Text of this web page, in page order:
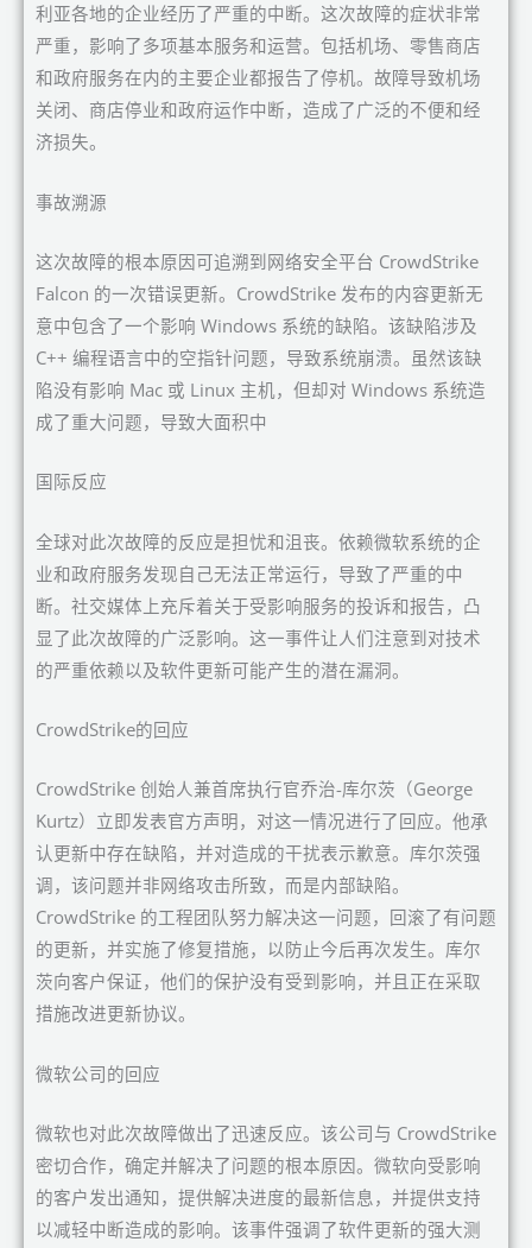
利亚各地的企业经历了严重的中断。这次故障的症状非常
严重，影响了多项基本服务和运营。包括机场、零售商店
和政府服务在内的主要企业都报告了停机。故障导致机场
关闭、商店停业和政府运作中断，造成了广泛的不便和经
济损失。
事故溯源
这次故障的根本原因可追溯到网络安全平台 CrowdStrike
Falcon 的一次错误更新。CrowdStrike 发布的内容更新无
意中包含了一个影响 Windows 系统的缺陷。该缺陷涉及
C++ 编程语言中的空指针问题，导致系统崩溃。虽然该缺
陷没有影响 Mac 或 Linux 主机，但却对 Windows 系统造
成了重大问题，导致大面积中
国际反应
全球对此次故障的反应是担忧和沮丧。依赖微软系统的企
业和政府服务发现自己无法正常运行，导致了严重的中
断。社交媒体上充斥着关于受影响服务的投诉和报告，凸
显了此次故障的广泛影响。这一事件让人们注意到对技术
的严重依赖以及软件更新可能产生的潜在漏洞。
CrowdStrike的回应
CrowdStrike 创始人兼首席执行官乔治-库尔茨（George
Kurtz）立即发表官方声明，对这一情况进行了回应。他承
认更新中存在缺陷，并对造成的干扰表示歉意。库尔茨强
调，该问题并非网络攻击所致，而是内部缺陷。
CrowdStrike 的工程团队努力解决这一问题，回滚了有问题
的更新，并实施了修复措施，以防止今后再次发生。库尔
茨向客户保证，他们的保护没有受到影响，并且正在采取
措施改进更新协议。
微软公司的回应
微软也对此次故障做出了迅速反应。该公司与 CrowdStrike
密切合作，确定并解决了问题的根本原因。微软向受影响
的客户发出通知，提供解决进度的最新信息，并提供支持
以减轻中断造成的影响。该事件强调了软件更新的强大测